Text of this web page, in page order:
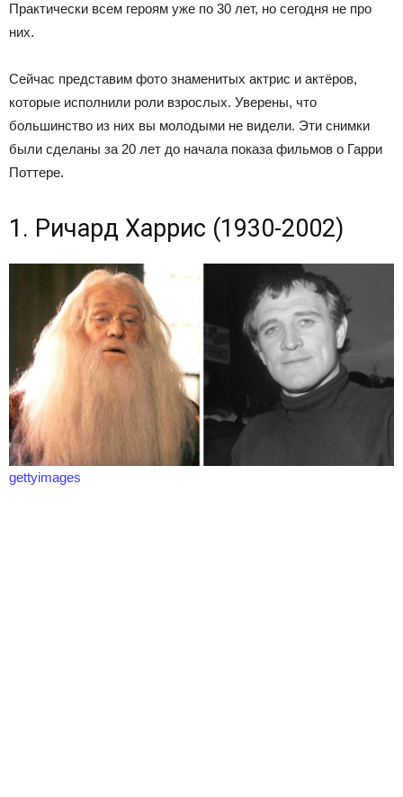
Практически всем героям уже по 30 лет, но сегодня не про
них.
Сейчас представим фото знаменитых актрис и актёров,
которые исполнили роли взрослых. Уверены, что
большинство из них вы молодыми не видели. Эти снимки
были сделаны за 20 лет до начала показа фильмов о Гарри
Поттере.
1. Ричард Харрис (1930-2002)
gettyimages